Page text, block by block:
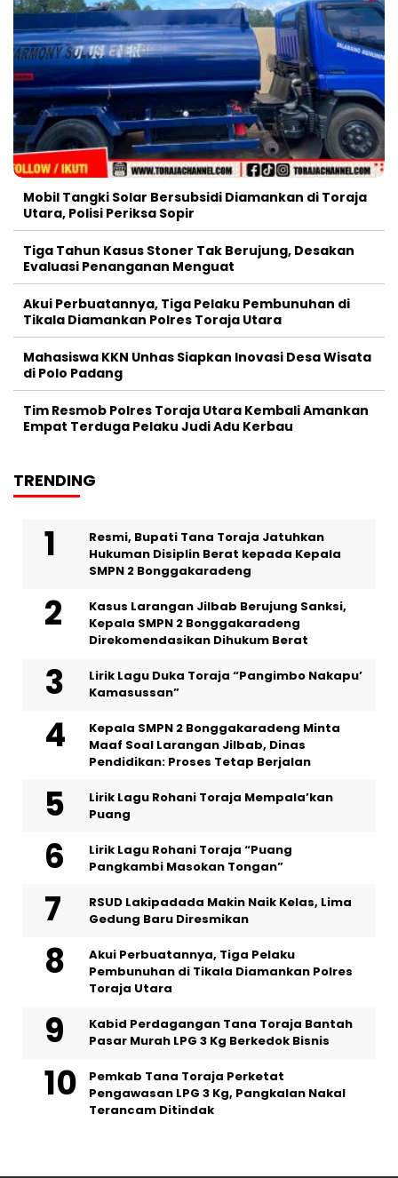
Mobil Tangki Solar Bersubsidi Diamankan di Toraja
Utara, Polisi Periksa Sopir
Tiga Tahun Kasus Stoner Tak Berujung, Desakan
Evaluasi Penanganan Menguat
Akui Perbuatannya, Tiga Pelaku Pembunuhan di
Tikala Diamankan Polres Toraja Utara
Mahasiswa KKN Unhas Siapkan Inovasi Desa Wisata
di Polo Padang
Tim Resmob Polres Toraja Utara Kembali Amankan
Empat Terduga Pelaku Judi Adu Kerbau
TRENDING
Resmi, Bupati Tana Toraja Jatuhkan
Hukuman Disiplin Berat kepada Kepala
SMPN 2 Bonggakaradeng
Kasus Larangan Jilbab Berujung Sanksi,
Kepala SMPN 2 Bonggakaradeng
Direkomendasikan Dihukum Berat
Lirik Lagu Duka Toraja “Pangimbo Nakapu’
Kamasussan”
Kepala SMPN 2 Bonggakaradeng Minta
Maaf Soal Larangan Jilbab, Dinas
Pendidikan: Proses Tetap Berjalan
Lirik Lagu Rohani Toraja Mempala’kan
Puang
Lirik Lagu Rohani Toraja “Puang
Pangkambi Masokan Tongan”
RSUD Lakipadada Makin Naik Kelas, Lima
Gedung Baru Diresmikan
Akui Perbuatannya, Tiga Pelaku
Pembunuhan di Tikala Diamankan Polres
Toraja Utara
Kabid Perdagangan Tana Toraja Bantah
Pasar Murah LPG 3 Kg Berkedok Bisnis
Pemkab Tana Toraja Perketat
Pengawasan LPG 3 Kg, Pangkalan Nakal
Terancam Ditindak